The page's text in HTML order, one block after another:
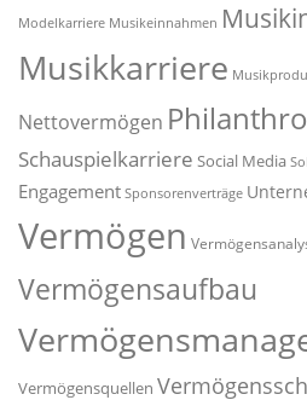
Modelkarriere Musikeinnahmen
Musikkarriere
Nettovermögen
Schauspielkarriere Social Media
Engagement Sponsorenverträge
Vermögen
Vermögensaufbau
Vermögensquellen